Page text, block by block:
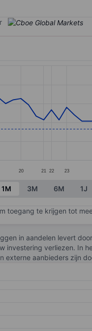
points.
displaying categories.
displaying values.
20 21 22 23
1M 3M 6M 1J
toegang te krijgen tot
in aandelen levert
investering verliezen. In
externe aanbieders zijn